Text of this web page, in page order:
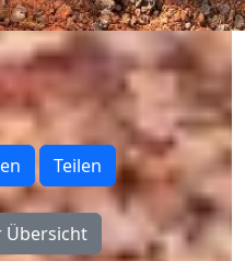
Teilen
Übersicht